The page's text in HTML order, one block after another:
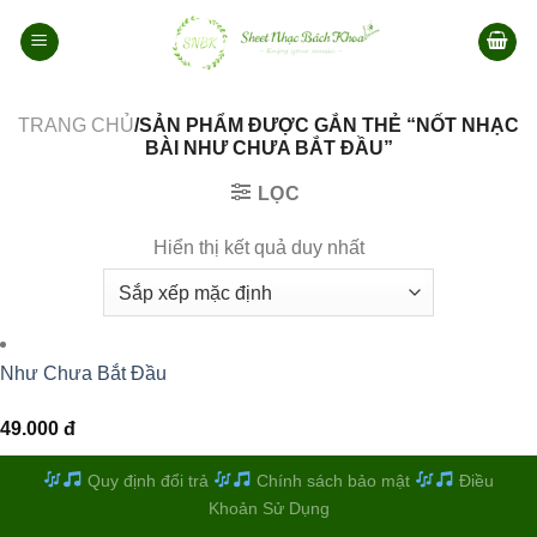
qua
TRANG CHỦ/SẢN PHẨM ĐƯỢC GẮN THẺ “NỐT NHẠC
BÀI NHƯ CHƯA BẮT ĐẦU”
LỌC
Hiển thị kết quả duy nhất
Như Chưa Bắt Đầu
49.000 đ
Quy định đổi trả Chính sách bảo mật
Điều
Khoản Sử Dụng